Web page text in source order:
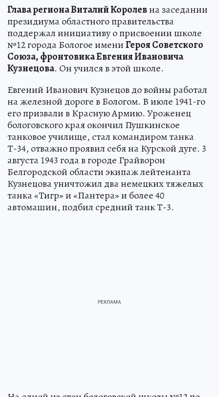
Глава региона Виталий Королевна заседании
президиума областного правительства
поддержал инициативу о присвоении школе
№12 города Бологое имениГероя Советского
Союза, фронтовика Евгения Ивановича
Кузнецова. Он учился в этой школе.
Евгений Иванович Кузнецов до войны работал
на железной дороге в Бологом. В июле 1941-го
его призвали в Красную Армию. Уроженец
бологовского края окончил Пушкинское
танковое училище, стал командиром танка
Т-34, отважно проявил себя на Курской дуге. 3
августа 1943 года в городе Грайворон
Белгородской области экипаж лейтенанта
Кузнецова уничтожил два немецких тяжелых
танка «Тигр» и «Пантера» и более 40
автомашин, подбил средний танк Т-3.